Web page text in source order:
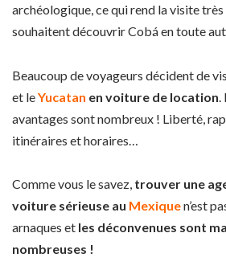
archéologique, ce qui rend la visite
souhaitent découvrir Cobá en toute
Beaucoup de voyageurs décident de
et leYucatan en voiture de location
avantages sont nombreux ! Liberté,
itinéraires et horaires…
Comme vous le savez, trouver une
voiture sérieuse au Mexiquen’est
arnaques et les déconvenues sont
nombreuses !